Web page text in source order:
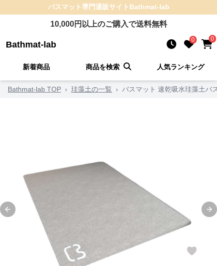
バスマット専門通販サイト Bathmat-lab
10,000円以上のご購入で送料無料
Bathmat-lab 0 0
新着商品 商品を検索 人気ランキング
Bathmat-lab TOP › 珪藻土の一覧 › バスマット 速乾吸水珪藻土バ
Previous slide